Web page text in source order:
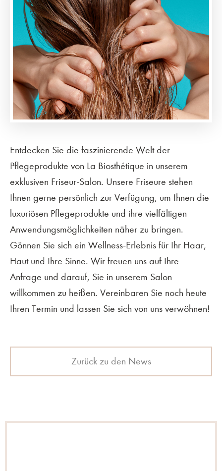
Entdecken Sie die faszinierende Welt der
Pflegeprodukte von La Biosthétique in unserem
exklusiven Friseur-Salon. Unsere Friseure stehen
Ihnen gerne persönlich zur Verfügung, um Ihnen die
luxuriösen Pflegeprodukte und ihre vielfältigen
Anwendungsmöglichkeiten näher zu bringen.
Gönnen Sie sich ein Wellness-Erlebnis für Ihr Haar,
Haut und Ihre Sinne. Wir freuen uns auf Ihre
Anfrage und darauf, Sie in unserem Salon
willkommen zu heißen. Vereinbaren Sie noch heute
Ihren Termin und lassen Sie sich von uns verwöhnen!
Zurück zu den News